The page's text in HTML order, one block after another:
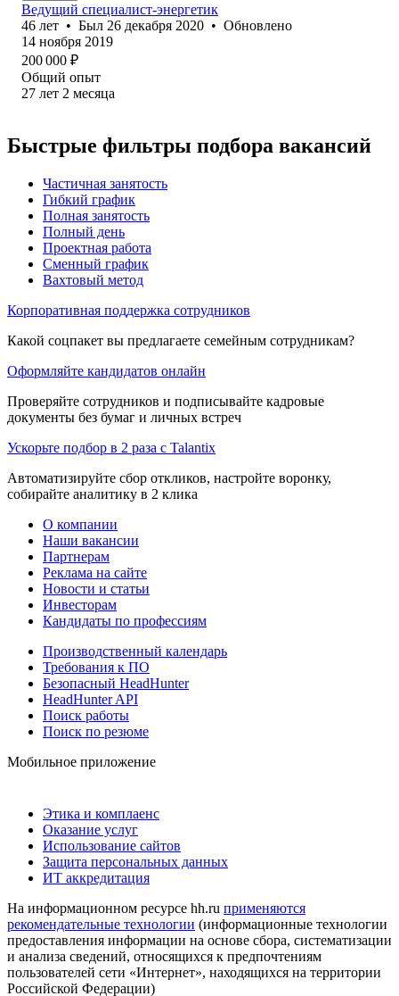
Ведущий специалист-энергетик
46 лет • Был 26 декабря 2020 • Обновлено
14 ноября 2019
200 000 ₽
Общий опыт
27 лет 2 месяца
Быстрые фильтры подбора вакансий
Частичная занятость
Гибкий график
Полная занятость
Полный день
Проектная работа
Сменный график
Вахтовый метод
Корпоративная поддержка сотрудников
Какой соцпакет вы предлагаете семейным сотрудникам?
Оформляйте кандидатов онлайн
Проверяйте сотрудников и подписывайте кадровые
документы без бумаг и личных встреч
Ускорьте подбор в 2 раза с Talantix
Автоматизируйте сбор откликов, настройте воронку,
собирайте аналитику в 2 клика
О компании
Наши вакансии
Партнерам
Реклама на сайте
Новости и статьи
Инвесторам
Кандидаты по профессиям
Производственный календарь
Требования к ПО
Безопасный HeadHunter
HeadHunter API
Поиск работы
Поиск по резюме
Мобильное приложение
Этика и комплаенс
Оказание услуг
Использование сайтов
Защита персональных данных
ИТ аккредитация
На информационном ресурсе hh.ru применяются
рекомендательные технологии (информационные технологии
предоставления информации на основе сбора, систематизации
и анализа сведений, относящихся к предпочтениям
пользователей сети «Интернет», находящихся на территории
Российской Федерации)